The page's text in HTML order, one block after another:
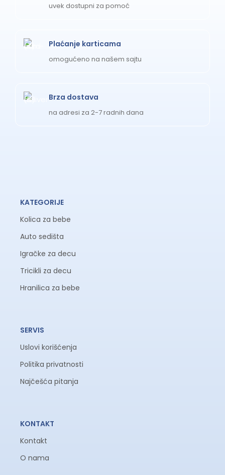
uvek dostupni za pomoć
Plaćanje karticama
omogućeno na našem sajtu
Brza dostava
na adresi za 2-7 radnih dana
KATEGORIJE
Kolica za bebe
Auto sedišta
Igračke za decu
Tricikli za decu
Hranilica za bebe
SERVIS
Uslovi korišćenja
Politika privatnosti
Najčešća pitanja
KONTAKT
Kontakt
O nama